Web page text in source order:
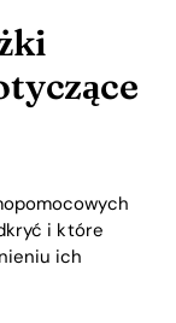
i które
ich